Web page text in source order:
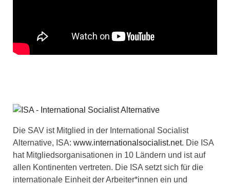
Die SAV ist Mitglied in der International Socialist
Alternative, ISA: www.internationalsocialist.net. Die ISA
hat Mitgliedsorganisationen in 10 Ländern und ist auf
allen Kontinenten vertreten. Die ISA setzt sich für die
internationale Einheit der Arbeiter*innen ein und